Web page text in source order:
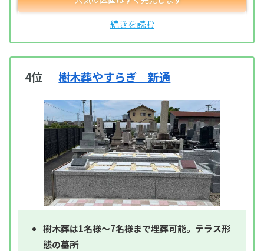
4位 樹木葬やすらぎ 新通
樹木葬は1名様～7名様まで埋葬可能。テラス形
態の墓所